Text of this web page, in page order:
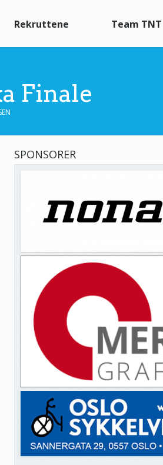
Rekruttene Team TNT
Finale
SPONSORER